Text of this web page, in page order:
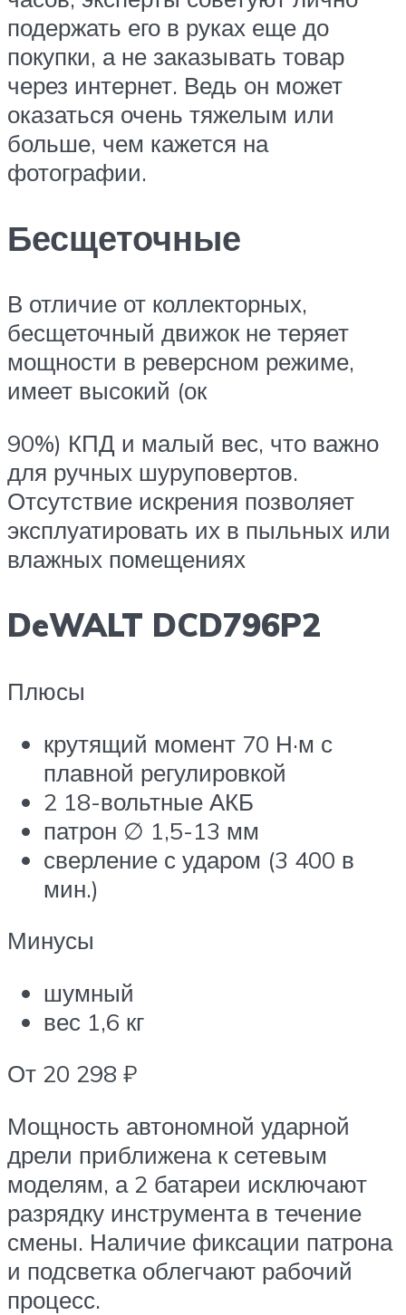
подержать его в руках еще до
покупки, а не заказывать товар
через интернет. Ведь он может
оказаться очень тяжелым или
больше, чем кажется на
фотографии.
Бесщеточные
В отличие от коллекторных,
бесщеточный движок не теряет
мощности в реверсном режиме,
имеет высокий (ок
90%) КПД и малый вес, что важно
для ручных шуруповертов.
Отсутствие искрения позволяет
эксплуатировать их в пыльных или
влажных помещениях
DeWALT DCD796P2
Плюсы
крутящий момент 70 Н·м с
плавной регулировкой
2 18-вольтные АКБ
патрон ∅ 1,5-13 мм
сверление с ударом (3 400 в
мин.)
Минусы
шумный
вес 1,6 кг
От 20 298 ₽
Мощность автономной ударной
дрели приближена к сетевым
моделям, а 2 батареи исключают
разрядку инструмента в течение
смены. Наличие фиксации патрона
и подсветка облегчают рабочий
процесс.